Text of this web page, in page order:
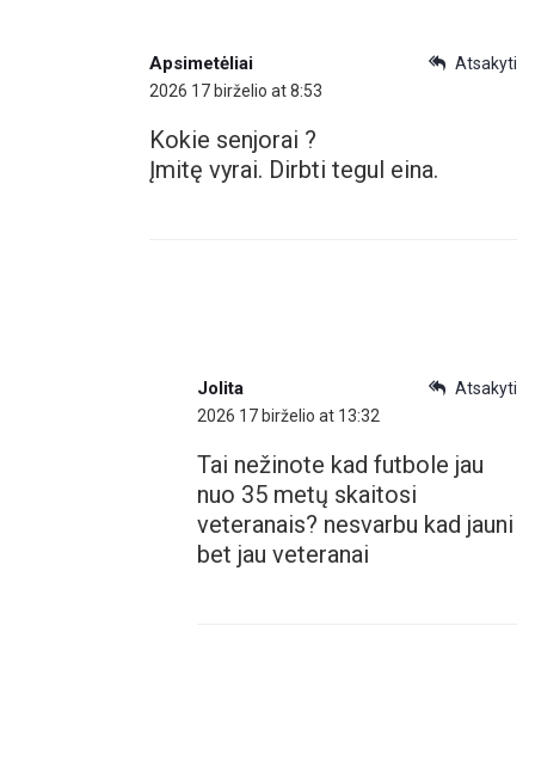
Atsakyti
Apsimetėliai
2026 17 birželio at 8:53
Kokie senjorai ?
Įmitę vyrai. Dirbti tegul eina.
Atsakyti
Jolita
2026 17 birželio at 13:32
Tai nežinote kad futbole jau
nuo 35 metų skaitosi
veteranais? nesvarbu kad jauni
bet jau veteranai